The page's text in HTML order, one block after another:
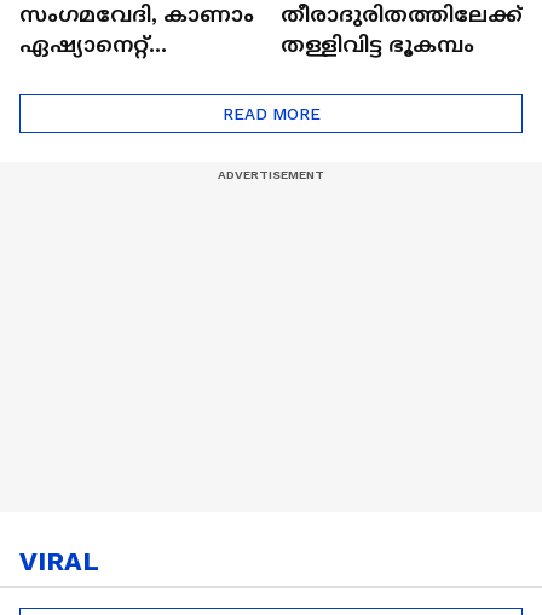
സംഗമവേദി, കാണാം
ഏഷ്യാനെറ്റ്
തീരാദുരിതത്തിലേക്ക്
തള്ളിവിട്ട ഭൂകമ്പം
READ MORE
VIRAL